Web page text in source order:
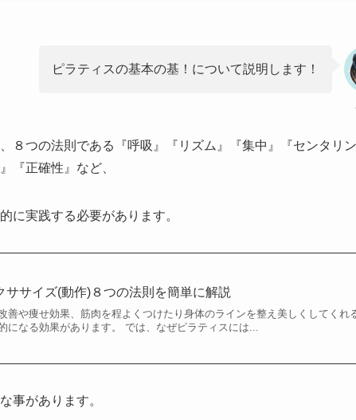
ピラティスの基本の基！について説明します！
８つの法則である『呼吸』『リズム』『集中』『センタリン
『正確性』など、
に実践する必要があります。
ササイズ(動作)８つの法則を簡単に解説
善や痩せ効果、筋肉を程よくつけたり身体のラインを整え美しくしてくれ
になる効果があります。 では、なぜピラティスには...
事があります。